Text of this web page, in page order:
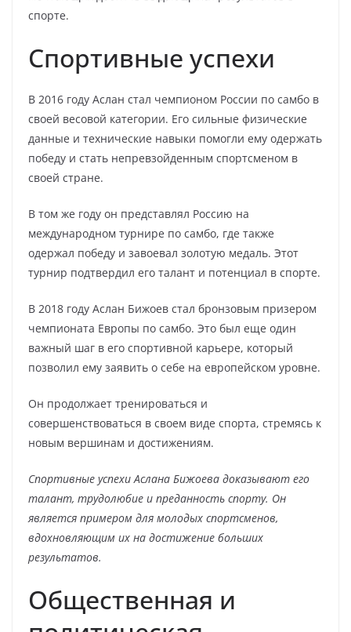
спорте.
Спортивные успехи
В 2016 году Аслан стал чемпионом России по самбо в
своей весовой категории. Его сильные физические
данные и технические навыки помогли ему одержать
победу и стать непревзойденным спортсменом в
своей стране.
В том же году он представлял Россию на
международном турнире по самбо, где также
одержал победу и завоевал золотую медаль. Этот
турнир подтвердил его талант и потенциал в спорте.
В 2018 году Аслан Бижоев стал бронзовым призером
чемпионата Европы по самбо. Это был еще один
важный шаг в его спортивной карьере, который
позволил ему заявить о себе на европейском уровне.
Он продолжает тренироваться и
совершенствоваться в своем виде спорта, стремясь к
новым вершинам и достижениям.
Спортивные успехи Аслана Бижоева доказывают его
талант, трудолюбие и преданность спорту. Он
является примером для молодых спортсменов,
вдохновляющим их на достижение больших
результатов.
Общественная и